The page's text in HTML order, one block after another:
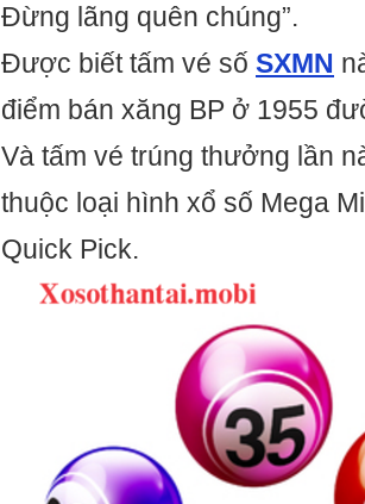
Đừng lãng quên chúng”.
Được biết tấm vé số SXMN
điểm bán xăng BP ở 1955
Và tấm vé trúng thưởng lần
thuộc loại hình xổ số Mega
Quick Pick.